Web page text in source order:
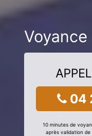
04
10 minutes de
après validation